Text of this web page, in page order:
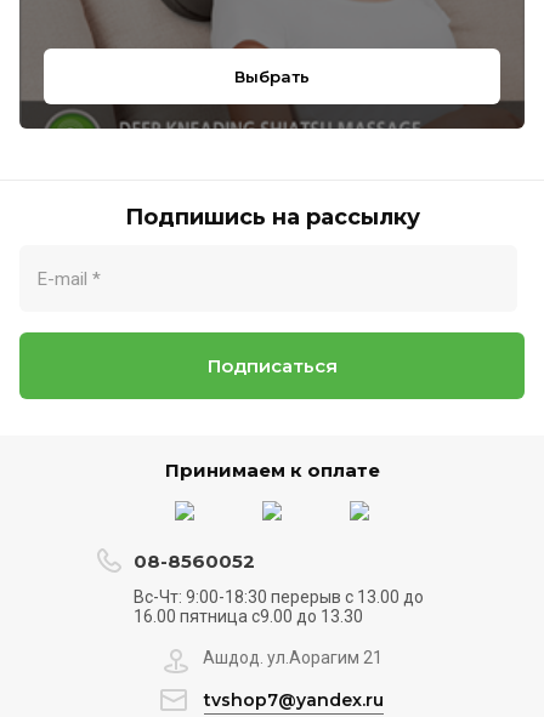
Выбрать
Подпишись на рассылку
Подписаться
Принимаем к оплате
08-8560052
Вс-Чт: 9:00-18:30 перерыв с 13.00 до
16.00 пятница с9.00 до 13.30
Ашдод. ул.Аорагим 21
tvshop7@yandex.ru